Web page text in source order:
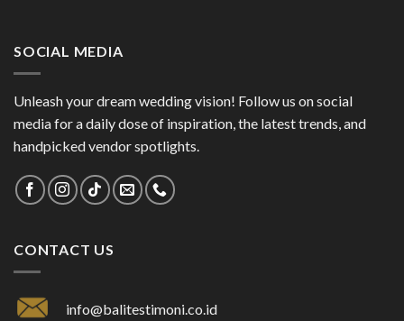
SOCIAL MEDIA
Unleash your dream wedding vision! Follow us on social
media for a daily dose of inspiration, the latest trends, and
handpicked vendor spotlights.
CONTACT US
info@balitestimoni.co.id